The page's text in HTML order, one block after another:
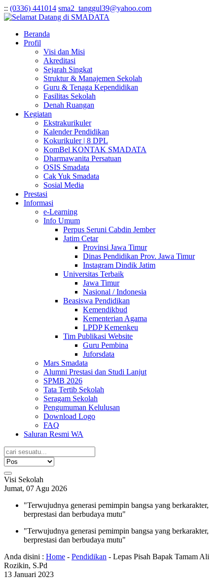
:: (0336) 441014 sma2_tanggul39@yahoo.com
Beranda
Profil
Visi dan Misi
Akreditasi
Sejarah Singkat
Struktur & Manajemen Sekolah
Guru & Tenaga Kependidikan
Fasilitas Sekolah
Denah Ruangan
Kegiatan
Ekstrakurikuler
Kalender Pendidikan
Kokurikuler | 8 DPL
KomBel KONTAK SMADATA
Dharmawanita Persatuan
OSIS Smadata
Cak Yuk Smadata
Sosial Media
Prestasi
Informasi
e-Learning
Info Umum
Perpus Seruni Cabdin Jember
Jatim Cetar
Provinsi Jawa Timur
Dinas Pendidikan Prov. Jawa Timur
Instagram Dindik Jatim
Universitas Terbaik
Jawa Timur
Nasional / Indonesia
Beasiswa Pendidikan
Kemendikbud
Kementerian Agama
LPDP Kemenkeu
Tim Publikasi Website
Guru Pembina
Juforsdata
Mars Smadata
Alumni Prestasi dan Studi Lanjut
SPMB 2026
Tata Tertib Sekolah
Seragam Sekolah
Pengumuman Kelulusan
Download Logo
FAQ
Saluran Resmi WA
Visi Sekolah
Jumat, 07 Agu 2026
"Terwujudnya generasi pemimpin bangsa yang berkarakter,
berprestasi dan berbudaya mutu"
"Terwujudnya generasi pemimpin bangsa yang berkarakter,
berprestasi dan berbudaya mutu"
Anda disini : Home - Pendidikan - Lepas Pisah Bapak Tamam Ali
Rozikin, S.Pd
13 Januari 2023